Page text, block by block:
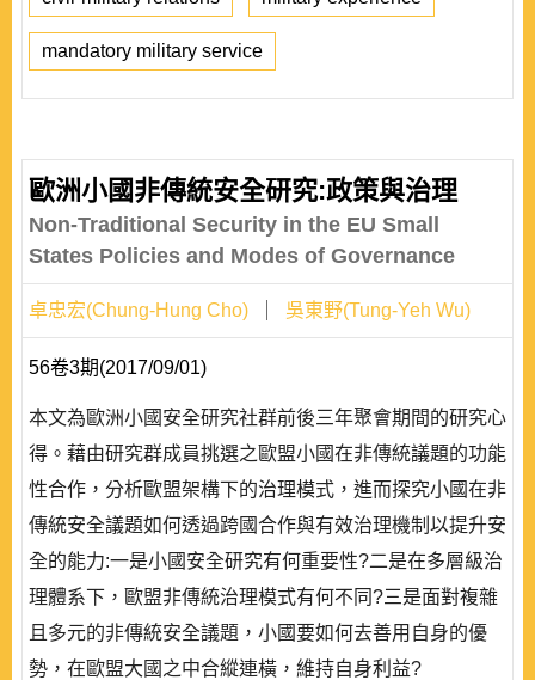
mandatory military service
歐洲小國非傳統安全研究:政策與治理
Non-Traditional Security in the EU Small
States Policies and Modes of Governance
卓忠宏(Chung-Hung Cho) 吳東野(Tung-Yeh Wu)
56卷3期(2017/09/01)
本文為歐洲小國安全研究社群前後三年聚會期間的研究心
得。藉由研究群成員挑選之歐盟小國在非傳統議題的功能
性合作，分析歐盟架構下的治理模式，進而探究小國在非
傳統安全議題如何透過跨國合作與有效治理機制以提升安
全的能力:一是小國安全研究有何重要性?二是在多層級治
理體系下，歐盟非傳統治理模式有何不同?三是面對複雜
且多元的非傳統安全議題，小國要如何去善用自身的優
勢，在歐盟大國之中合縱連橫，維持自身利益?